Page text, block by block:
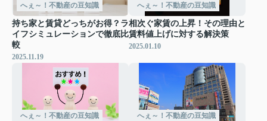
へぇ～！不動産の豆知識
持ち家と賃貸どっちがお得？ラ
イフシミュレーションで徹底比
較
2025.11.19
へぇ～！不動産の豆知識
相次ぐ家賃の上昇！その理由と
賃料値上げに対する解決策
2025.01.10
へぇ～！不動産の豆知識 へぇ～！不動産の豆知識